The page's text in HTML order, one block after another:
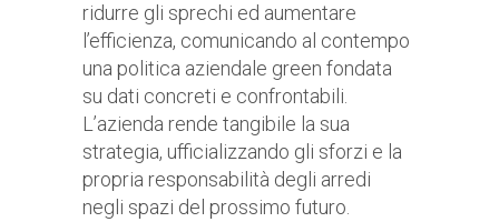
ridurre gli sprechi ed aumentare
l’efficienza, comunicando al contempo
una politica aziendale green fondata
su dati concreti e confrontabili.
L’azienda rende tangibile la sua
strategia, ufficializzando gli sforzi e la
propria responsabilità degli arredi
negli spazi del prossimo futuro.